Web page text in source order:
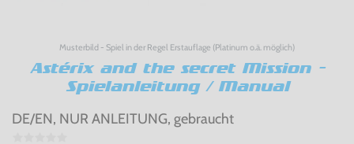
Musterbild - Spiel in der Regel Erstauflage (Platinum o.ä. möglich)
Astérix and the secret Mission -
Spielanleitung / Manual
DE/EN, NUR ANLEITUNG, gebraucht